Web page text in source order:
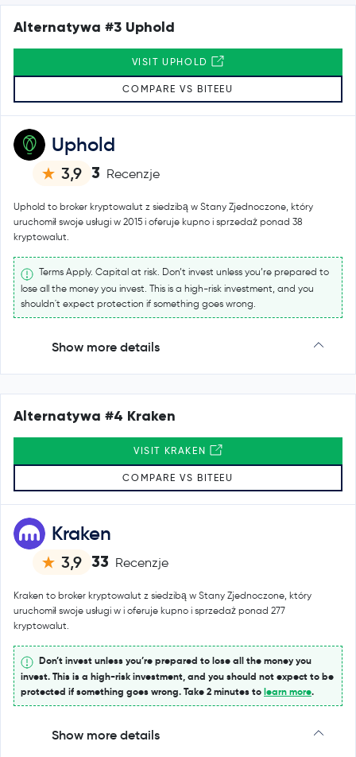
Uphold
3,9 3 Recenzje
Uphold to broker kryptowalut z siedzibą w Stany Zjednoczone, który
uruchomił swoje usługi w 2015 i oferuje kupno i sprzedaż ponad 38
kryptowalut.
Terms Apply. Capital at risk. Don’t invest unless you’re prepared to
lose all the money you invest. This is a high-risk investment, and you
shouldn't expect protection if something goes wrong.
Show more details
Alternatywa #3 Uphold
VISIT UPHOLD
COMPARE VS BITEEU
Kraken
3,9 33 Recenzje
Kraken to broker kryptowalut z siedzibą w Stany Zjednoczone, który
uruchomił swoje usługi w i oferuje kupno i sprzedaż ponad 277
kryptowalut.
Don’t invest unless you’re prepared to lose all the money you
invest. This is a high-risk investment, and you should not expect to be
protected if something goes wrong. Take 2 minutes to learn more.
Show more details
Alternatywa #4 Kraken
VISIT KRAKEN
COMPARE VS BITEEU